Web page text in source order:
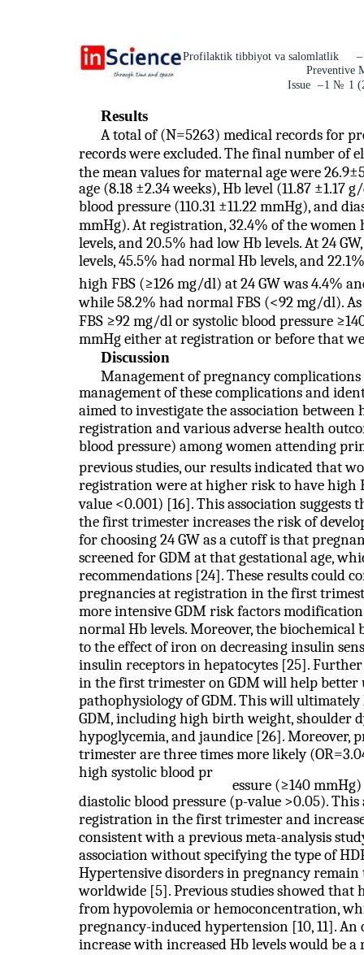
Profilaktik tibbiyot va salomlatlik
–
Preventive
Issue –1 № 1
Results
A total of (N=5263) medical records for
records were excluded. The final number of
the mean values for maternal age were
age (8.18 ±2.34 weeks), Hb level (11.87 ±1.17
blood pressure (110.31 ±11.22 mmHg), and
mmHg). At registration, 32.4% of the
levels, and 20.5% had low Hb levels. At 24
levels, 45.5% had normal Hb levels, and
high FBS (≥126 mg/dl) at 24 GW was 4.4%
while 58.2% had normal FBS (<92 mg/dl).
FBS ≥92 mg/dl or systolic blood pressure
mmHg either at registration or before that
Discussion
Management of pregnancy
management of these complications and
aimed to investigate the association
registration and various adverse health
blood pressure) among women attending
previous studies, our results indicated that
registration were at higher risk to have high
value <0.001) [16]. This association
the first trimester increases the risk of
for choosing 24 GW as a cutoff is that
screened for GDM at that gestational age,
recommendations [24]. These results could
pregnancies at registration in the first
more intensive GDM risk factors
normal Hb levels. Moreover, the biochemical
to the effect of iron on decreasing insulin
insulin receptors in hepatocytes [25].
in the first trimester on GDM will help better
pathophysiology of GDM. This will ultimately
GDM, including high birth weight, shoulder
hypoglycemia, and jaundice [26].
trimester are three times more likely
high systolic blood pr
essure (≥140
diastolic blood pressure (p-value >0.05).
registration in the first trimester and
consistent with a previous meta-analysis
association without specifying the type of
Hypertensive disorders in pregnancy
worldwide [5]. Previous studies showed
from hypovolemia or hemoconcentration,
pregnancy-induced hypertension [10, 11].
increase with increased Hb levels would be